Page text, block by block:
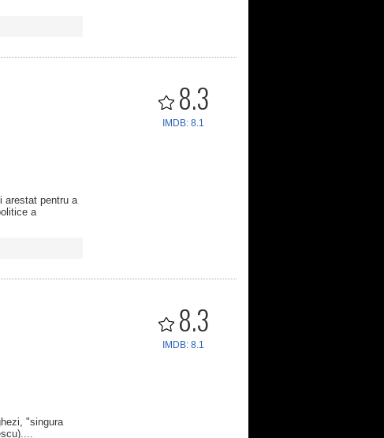
arestat pentru a
a
8.3
IMDB: 8.1
"singura
8.3
IMDB: 8.1